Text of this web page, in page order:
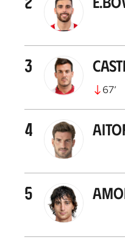
3
67’
4
5